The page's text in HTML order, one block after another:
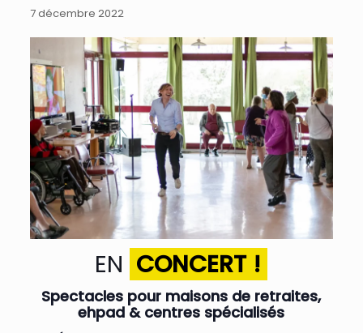
7 décembre 2022
EN CONCERT !
Spectacles pour maisons de retraites,
ehpad & centres spécialisés